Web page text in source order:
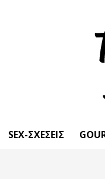
SEX-ΣΧΈΣΕΙΣ